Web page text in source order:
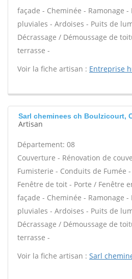
façade - Cheminée - Ramonage -
pluviales - Ardoises - Puits de
Décrassage / Démoussage de
terrasse -
Voir la fiche artisan : Entreprise
Sarl cheminees ch Boulzicourt,
Artisan
Département: 08
Couverture - Rénovation de
Fumisterie - Conduits de Fumée
Fenêtre de toit - Porte / Fenêtre
façade - Cheminée - Ramonage -
pluviales - Ardoises - Puits de
Décrassage / Démoussage de
terrasse -
Voir la fiche artisan : Sarl